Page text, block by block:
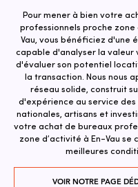
Pour mener à bien votre
professionnels proche zone
Vau, vous bénéficiez d'une
capable d'analyser la valeur
d'évaluer son potentiel
la transaction. ​Nous nous
réseau solide, construit
d'expérience au service des
nationales, artisans et
votre achat de bureaux
zone d’activité à En-Vau se
meilleures
VOIR NOTRE PAGE